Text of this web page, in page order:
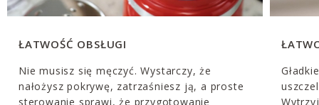
ŁATWOŚĆ OBSŁUGI
Nie musisz się męczyć. Wystarczy, że
nałożysz pokrywę, zatrzaśniesz ją, a proste
sterowanie sprawi, że przygotowanie